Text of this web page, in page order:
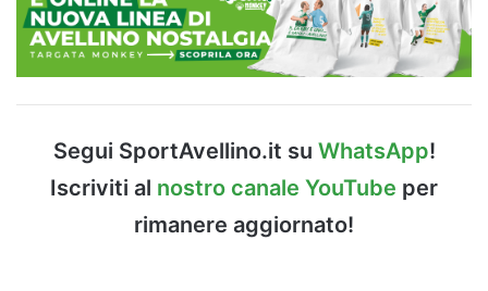
Segui SportAvellino.it su WhatsApp!
Iscriviti al nostro canale YouTube per
rimanere aggiornato!